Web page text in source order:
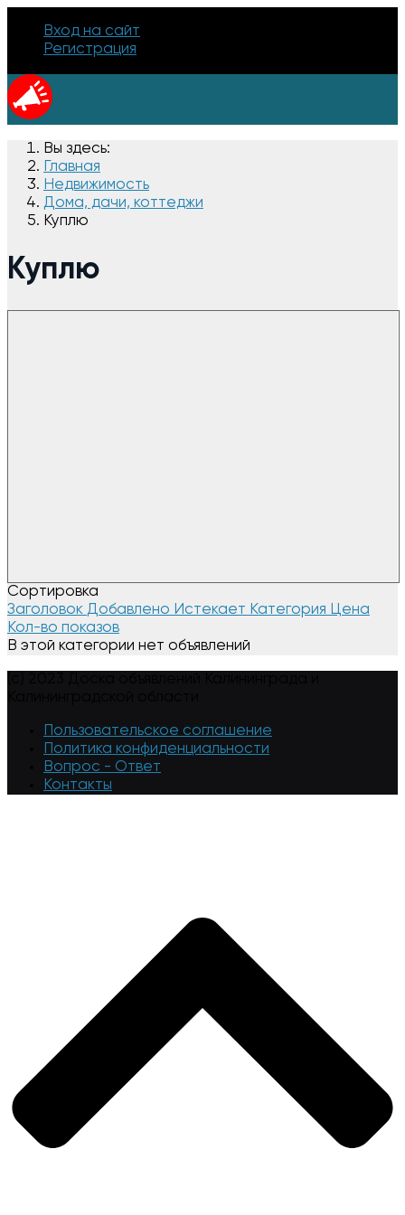
Вход на сайт
Регистрация
Вы здесь:
Главная
Недвижимость
Дома, дачи, коттеджи
Куплю
Куплю
Сортировка
Заголовок Добавлено Истекает Категория Цена
Кол-во показов
В этой категории нет объявлений
Пользовательское соглашение
Политика конфиденциальности
Вопрос - Ответ
Контакты